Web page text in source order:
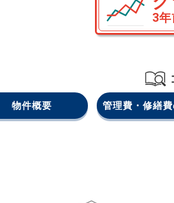
3
物件概要 管理費・修繕